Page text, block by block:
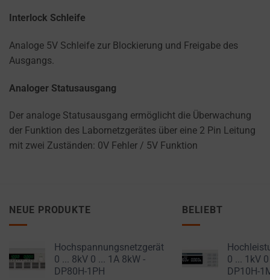
Interlock Schleife
Analoge 5V Schleife zur Blockierung und Freigabe des
Ausgangs.
Analoger Statusausgang
Der analoge Statusausgang ermöglicht die Überwachung
der Funktion des Labornetzgerätes über eine 2 Pin Leitung
mit zwei Zuständen: 0V Fehler / 5V Funktion
NEUE PRODUKTE
Hochspannungsnetzgerät
0 ... 8kV 0 ... 1A 8kW -
DP80H-1PH
BELIEBT
0 ... 1kV
DP10H-